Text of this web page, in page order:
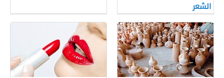
الشعر